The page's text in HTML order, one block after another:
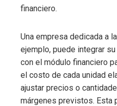
financiero.
Una empresa dedicada a
ejemplo, puede integrar
con el módulo financiero
el costo de cada unidad
ajustar precios o
márgenes previstos. Esta